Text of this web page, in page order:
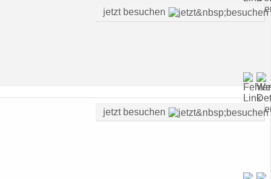
jetzt besuchen
jetzt besuchen